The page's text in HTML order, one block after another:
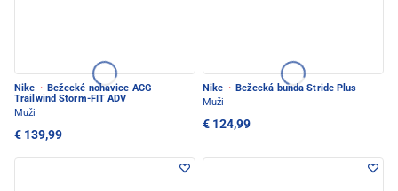
Nike · Bežecké nohavice ACG
Trailwind Storm-FIT ADV
Muži
€ 139,99
Nike · Bežecká bunda Stride Plus
Muži
€ 124,99